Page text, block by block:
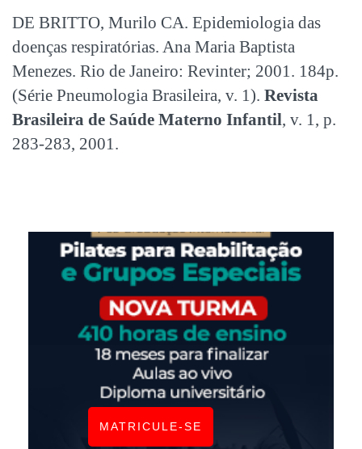
DE BRITTO, Murilo CA. Epidemiologia das
doenças respiratórias. Ana Maria Baptista
Menezes. Rio de Janeiro: Revinter; 2001. 184p.
(Série Pneumologia Brasileira, v. 1). Revista
Brasileira de Saúde Materno Infantil, v. 1, p.
283-283, 2001.
MATRICULE-SE